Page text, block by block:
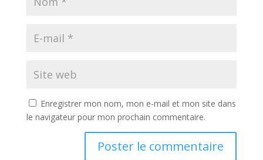
Enregistrer mon nom, mon e-mail et mon site dans
le navigateur pour mon prochain commentaire.